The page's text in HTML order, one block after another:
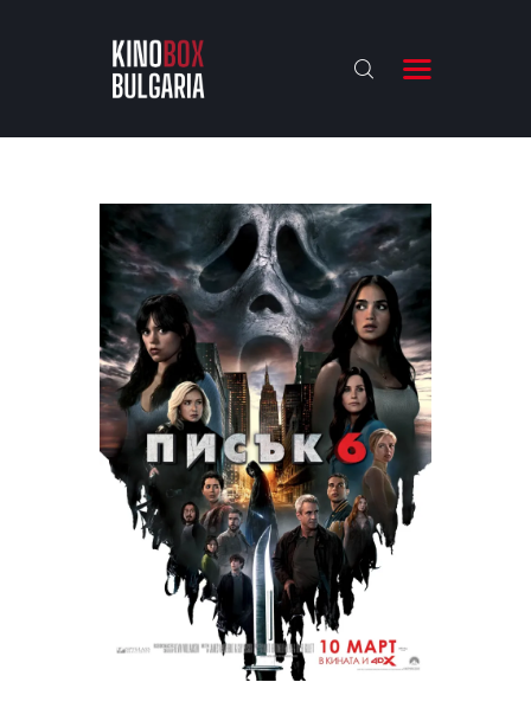
KINOBOX BULGARIA
АНАЛИЗИ
БАХТИ НАГРАДИТЕ
ИНТЕРВЮТА
ЗА НАС